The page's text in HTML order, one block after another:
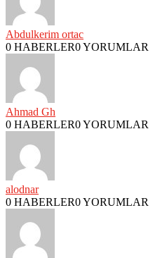
Abdulkerim ortac
0 HABERLER0 YORUMLAR
Ahmad Gh
0 HABERLER0 YORUMLAR
alodnar
0 HABERLER0 YORUMLAR